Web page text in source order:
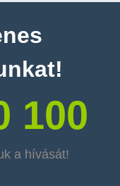
100
a hívását!